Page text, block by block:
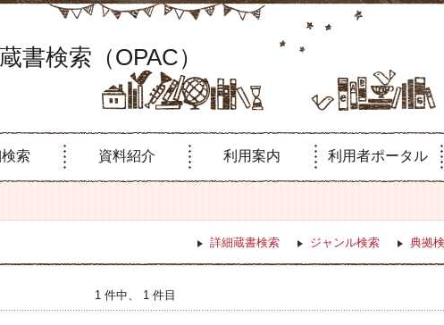
書検索（OPAC）
索 資料紹介 利用案内 利用者ポータル
詳細蔵書検索 ジャンル検索 典拠
1 件中、 1 件目